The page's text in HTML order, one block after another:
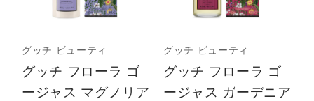
グッチ ビューティ
グッチ フローラ ゴ
ージャス マグノリア
グッチ ビューティ
グッチ フローラ ゴ
ージャス ガーデニア